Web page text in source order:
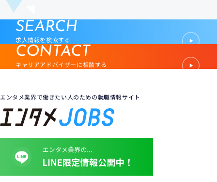
SEARCH
求人情報を検索する
CONTACT
キャリアアドバイザーに相談する
エンタメ業界で働きたい人のための就職情報サイト